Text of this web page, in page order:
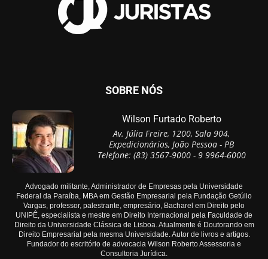
SOBRE NÓS
Wilson Furtado Roberto
Av. Júlia Freire, 1200, Sala 904,
Expedicionários, João Pessoa - PB
Telefone: (83) 3567-9000 - 9 9964-6000
Advogado militante, Administrador de Empresas pela Universidade
Federal da Paraíba, MBA em Gestão Empresarial pela Fundação Getúlio
Vargas, professor, palestrante, empresário, Bacharel em Direito pelo
UNIPÊ, especialista e mestre em Direito Internacional pela Faculdade de
Direito da Universidade Clássica de Lisboa. Atualmente é Doutorando em
Direito Empresarial pela mesma Universidade. Autor de livros e artigos.
Fundador do escritório de advocacia Wilson Roberto Assessoria e
Consultoria Jurídica.